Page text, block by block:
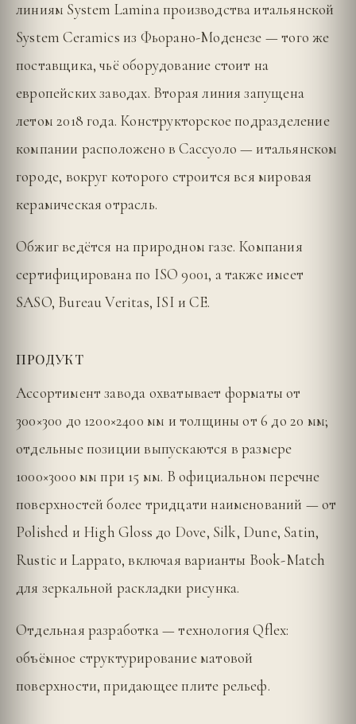
линиям System Lamina производства итальянской
System Ceramics из Фьорано-Моденезе — того же
поставщика, чьё оборудование стоит на
европейских заводах. Вторая линия запущена
летом 2018 года. Конструкторское подразделение
компании расположено в Сассуоло — итальянском
городе, вокруг которого строится вся мировая
керамическая отрасль.
Обжиг ведётся на природном газе. Компания
сертифицирована по ISO 9001, а также имеет
SASO, Bureau Veritas, ISI и CE.
ПРОДУКТ
Ассортимент завода охватывает форматы от
300×300 до 1200×2400 мм и толщины от 6 до 20 мм;
отдельные позиции выпускаются в размере
1000×3000 мм при 15 мм. В официальном перечне
поверхностей более тридцати наименований — от
Polished и High Gloss до Dove, Silk, Dune, Satin,
Rustic и Lappato, включая варианты Book-Match
для зеркальной раскладки рисунка.
Отдельная разработка — технология Qflex:
объёмное структурирование матовой
поверхности, придающее плите рельеф.